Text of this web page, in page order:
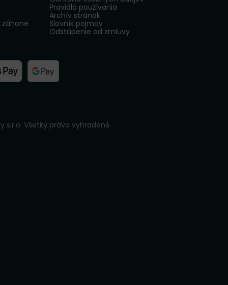
Pravidlá používania
Archív stránok
Slovník pojmov
Odstúpenie od zmluvy
s.r.o. Všetky práva vyhradené